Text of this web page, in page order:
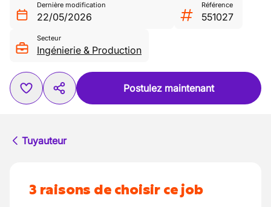
Dernière modification
22/05/2026
Référence
551027
Secteur
Ingénierie & Production
Postulez maintenant
Tuyauteur
3 raisons de choisir ce job